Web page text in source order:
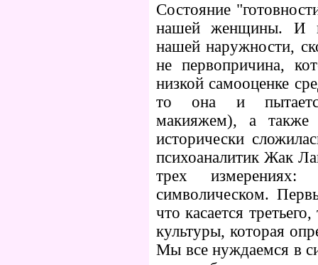
Состояние
нашей женщины. И
нашей наружности,
не первопричина,
низкой самооценке
то она и
макияжем), а также
исторически
психоаналитик Жак
трех
символическом.
что касается
культуры, которая
Мы все нуждаемся в